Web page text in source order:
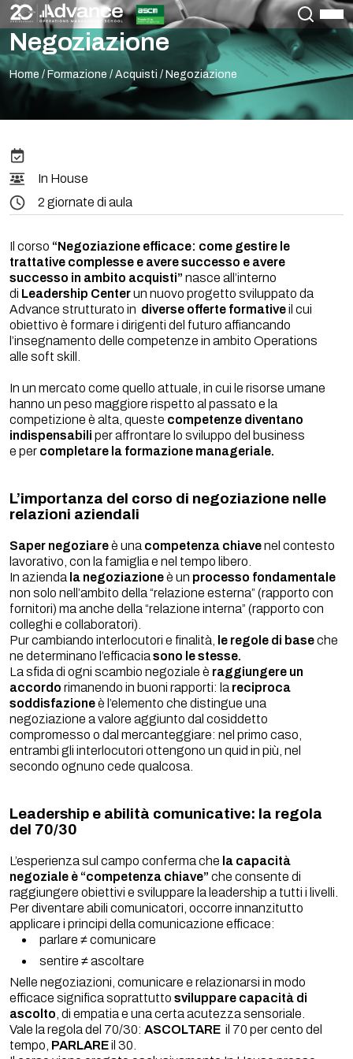
Negoziazione
Home / Formazione / Acquisti / Negoziazione
In House
2 giornate di aula
Il corso “Negoziazione efficace: come gestire le
trattative complesse e avere successo e avere
successo in ambito acquisti” nasce all’interno
di Leadership Centerun nuovo progetto sviluppato da
Advance strutturato in diverse offerte formativeil cui
obiettivo è formare i dirigenti del futuro affiancando
l’insegnamento delle competenze in ambito Operations
alle soft skill.
In un mercato come quello attuale, in cui le risorse umane
hanno un peso maggiore rispetto al passato e la
competizione è alta, queste competenze diventano
indispensabili per affrontare lo sviluppo del business
e per completare la formazione manageriale.
L’importanza del corso di negoziazione nelle
relazioni aziendali
Saper negoziareè una competenza chiavenel contesto
lavorativo, con la famiglia e nel tempo libero.
In azienda la negoziazioneè un processo fondamentale
non solo nell’ambito della “relazione esterna” (rapporto con
fornitori) ma anche della “relazione interna” (rapporto con
colleghi e collaboratori).
Pur cambiando interlocutori e finalità,
le regole di baseche
ne determinano l’efficacia sono le stesse.
La sfida di ogni scambio negoziale è raggiungere un
accordo rimanendo in buoni rapporti: la reciproca
soddisfazioneè l’elemento che distingue una
negoziazione a valore aggiunto dal cosiddetto
compromesso o dal mercanteggiare: nel primo caso,
entrambi gli interlocutori ottengono un quid in più, nel
secondo ognuno cede qualcosa.
Leadership e abilità comunicative: la regola
del 70/30
L’esperienza sul campo conferma che la capacità
negoziale è “competenza chiave” che consente di
raggiungere obiettivi e sviluppare la leadership a tutti i livelli.
Per diventare abili comunicatori, occorre innanzitutto
applicare i principi della comunicazione efficace:
parlare ≠ comunicare
sentire ≠ ascoltare
Nelle negoziazioni, comunicare e relazionarsi in modo
efficace significa soprattutto sviluppare capacità di
ascolto , di empatia e una certa acutezza sensoriale.
Vale la regola del 70/30: ASCOLTARE il 70 per cento del
tempo, PARLAREil 30.